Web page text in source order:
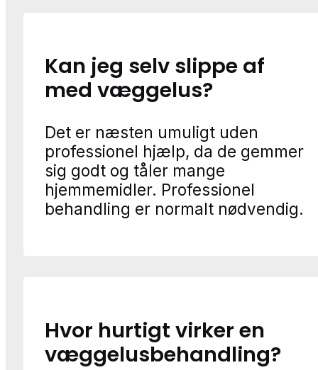
Kan jeg selv slippe af
med væggelus?
Det er næsten umuligt uden
professionel hjælp, da de gemmer
sig godt og tåler mange
hjemmemidler. Professionel
behandling er normalt nødvendig.
Hvor hurtigt virker en
væggelusbehandling?